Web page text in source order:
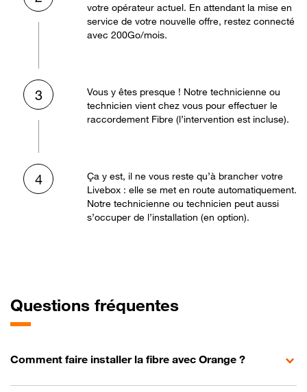
votre opérateur actuel. En attendant la mise en
service de votre nouvelle offre, restez connecté
avec 200Go/mois.
3
Vous y êtes presque ! Notre technicienne ou
technicien vient chez vous pour effectuer le
raccordement Fibre (l’intervention est incluse).
4
Ça y est, il ne vous reste qu’à brancher votre
Livebox : elle se met en route automatiquement.
Notre technicienne ou technicien peut aussi
s’occuper de l’installation (en option).
Questions fréquentes
Comment faire installer la fibre avec Orange ?